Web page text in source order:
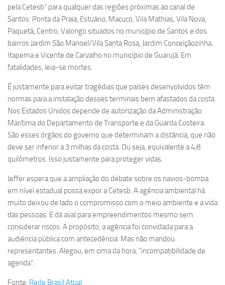
pela Cetesb” para qualquer das regiões próximas ao canal de
Santos: Ponta da Praia, Estuário, Macuco, Vila Mathias, Vila Nova,
Paquetá, Centro, Valongo situados no município de Santos e dos
bairros Jardim São Manoel/Vila Santa Rosa, Jardim Conceiçãozinha,
Itapema e Vicente de Carvalho no município de Guarujá. Em
fatalidades, leia-se mortes.
É justamente para evitar tragédias que países desenvolvidos têm
normas para a instalação desses terminais bem afastados da costa.
Nos Estados Unidos depende de autorização da Administração
Marítima do Departamento de Transporte e da Guarda Costeira.
São esses órgãos do governo que determinam a distância, que não
deve ser inferior a 3 milhas da costa. Ou seja, equivalente a 4,8
quilômetros. Isso justamente para proteger vidas.
Jeffer espera que a ampliação do debate sobre os navios-bomba
em nível estadual possa expor a Cetesb. A agência ambiental há
muito deixou de lado o compromisso com o meio ambiente e a vida
das pessoas. E dá aval para empreendimentos mesmo sem
considerar riscos. A propósito, a agência foi convidada para a
audiência pública com antecedência. Mas não mandou
representantes. Alegou, em cima da hora, “incompatibilidade de
agenda”.
Fonte: Rede Brasil Atual